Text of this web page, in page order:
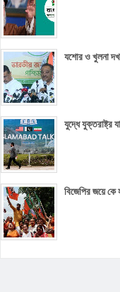
যশোর ও খুলনা
যুদ্ধে যুক্তরাষ্ট্র
বিজেপির জয়ে কে